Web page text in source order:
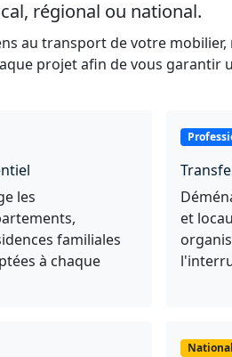
régional ou national.
au transport de votre
projet afin de vous garantir
les
familiales
à chaque
et
National